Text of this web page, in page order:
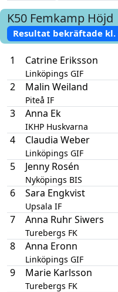
K50 Femkamp Höjd
Resultat bekräftade kl.
1 Catrine Eriksson
Linköpings GIF
2 Malin Weiland
Piteå IF
3 Anna Ek
IKHP Huskvarna
4 Claudia Weber
Linköpings GIF
5 Jenny Rosén
Nyköpings BIS
6 Sara Engkvist
Upsala IF
7 Anna Ruhr Siwers
Turebergs FK
8 Anna Eronn
Linköpings GIF
9 Marie Karlsson
Turebergs FK